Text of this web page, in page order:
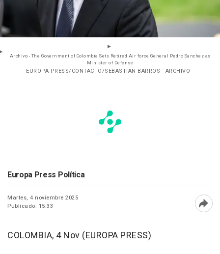
Archivo - The Government of Colombia Sets Retired Air force General Pedro Sanchez as
Minister of Defense
- EUROPA PRESS/CONTACTO/SEBASTIAN BARROS - ARCHIVO
Europa Press Política
Martes, 4 noviembre 2025
Publicado: 15:33
COLOMBIA, 4 Nov (EUROPA PRESS)